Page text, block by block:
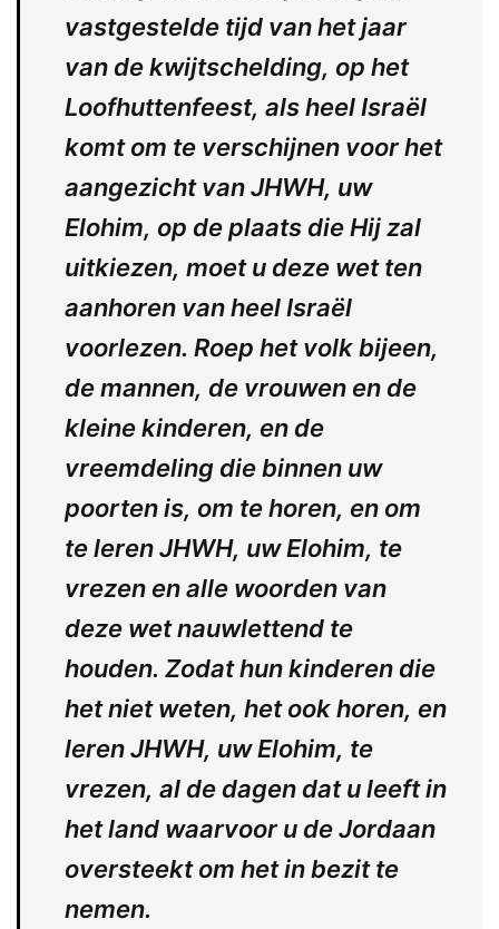
vastgestelde tijd van het jaar
van de kwijtschelding, op het
Loofhuttenfeest, als heel Israël
komt om te verschijnen voor het
aangezicht van JHWH, uw
Elohim, op de plaats die Hij zal
uitkiezen, moet u deze wet ten
aanhoren van heel Israël
voorlezen. Roep het volk bijeen,
de mannen, de vrouwen en de
kleine kinderen, en de
vreemdeling die binnen uw
poorten is, om te horen, en om
te leren JHWH, uw Elohim, te
vrezen en alle woorden van
deze wet nauwlettend te
houden. Zodat hun kinderen die
het niet weten, het ook horen, en
leren JHWH, uw Elohim, te
vrezen, al de dagen dat u leeft in
het land waarvoor u de Jordaan
oversteekt om het in bezit te
nemen.